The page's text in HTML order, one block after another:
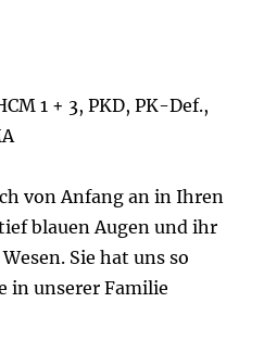
1 + 3, PKD, PK-Def.,
von Anfang an in Ihren
blauen Augen und ihr
Sie hat uns so
in unserer Familie